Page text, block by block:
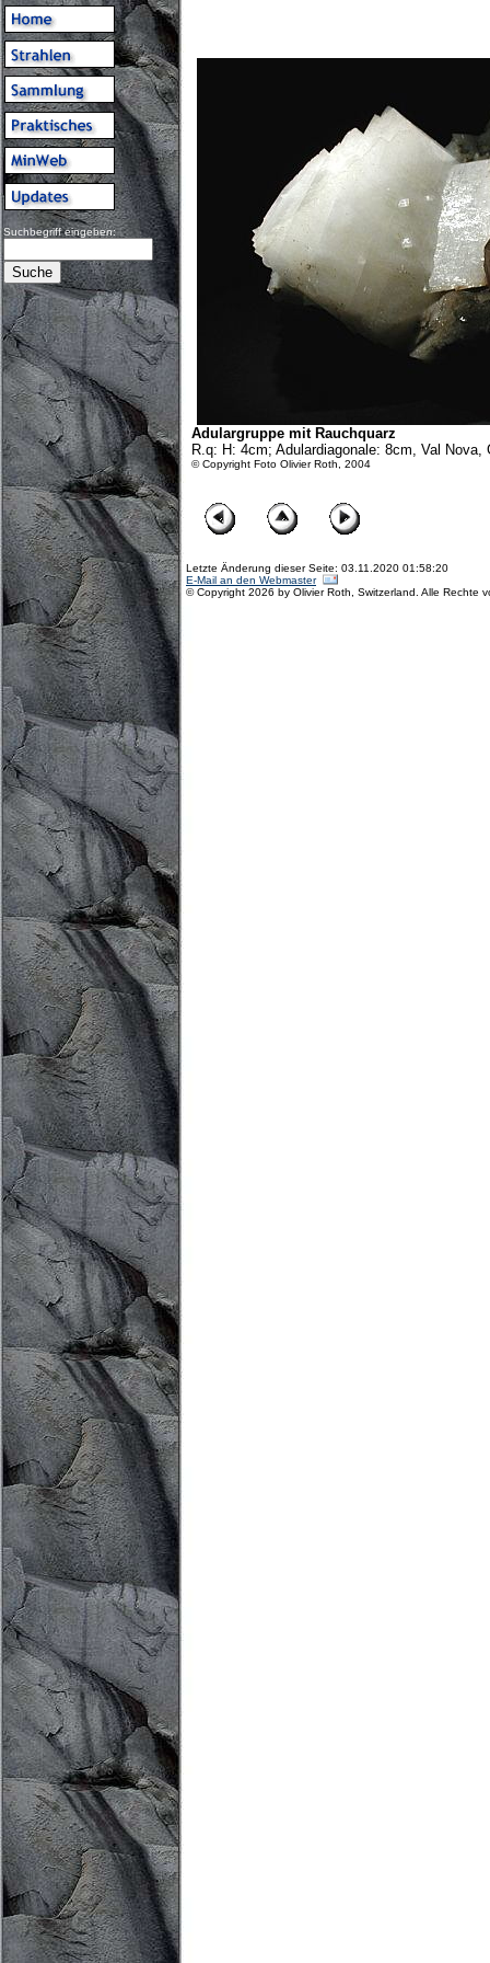
Suchbegriff eingeben:
Adulargruppe mit Rauchquarz
R.q: H: 4cm; Adulardiagonale: 8cm, Val Nova,
© Copyright Foto Olivier Roth, 2004
Letzte Änderung dieser Seite: 03.11.2020 01:58:20
E-Mail an den Webmaster
© Copyright 2026 by Olivier Roth, Switzerland. Alle Rechte